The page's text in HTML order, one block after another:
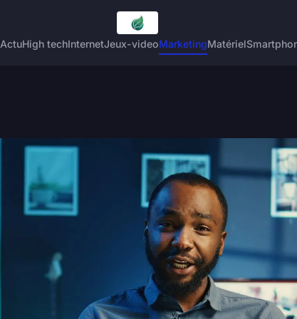
ActuHigh techInternetJeux-videoMarketingMatériel